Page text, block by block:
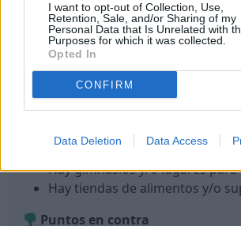
I want to opt-out of Collection, Use,
Retention, Sale, and/or Sharing of my
Personal Data that Is Unrelated with
Purposes for which it was collected.
Opted In
CONFIRM
Data Deletion Data Access
Buena sanidad y hospitales.
Es seguro para las mujeres.
LGBTQ+ friendly.
Hay una buena oferta
Hay lugares para tomar café o té.
Hay lugares y eventos de
Hay lugares de interés que visitar.
Hay lugares para ir de compras.
Hay gimnasios y/o lugares
Hay tiendas de alimentos y/o
Puntos en contra